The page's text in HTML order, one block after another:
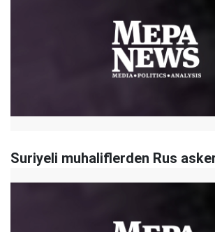
Suriyeli muhaliflerden Rus